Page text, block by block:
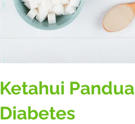
Ketahui
Diabetes